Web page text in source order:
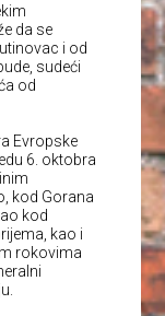
da se
i od
sudeći
od
Evropske
6. oktobra
kod Gorana
kod
kao i
rokovima